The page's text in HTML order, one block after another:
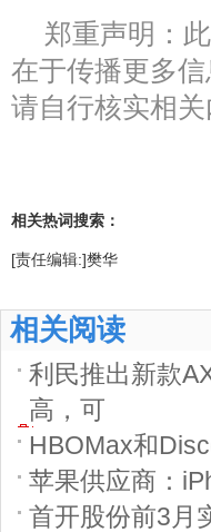
郑重声明：
在于传播更多
请自行核实相关
相关热词搜索：
[责任编辑:]樊华
相关阅读
利民推出新款
高，可
HBOMax和
苹果供应商：
首开股份前3月